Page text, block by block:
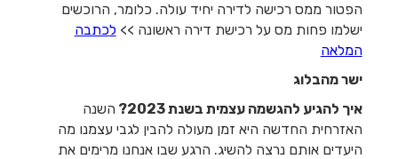
הפטור ממס רכישה לדירה יחיד עולה. כלומר, הרוכשים
ישלמו פחות מס על רכישת דירה ראשונה >> לכתבה
המלאה
ישר מהבלוג
איך להגיע להגשמה עצמית בשנת 2023?
השנה
האזרחית החדשה היא זמן מעולה להבין לגבי עצמנו מה
היעדים אותם נרצה להשיג. הרגע שבו אנחנו מרימים את